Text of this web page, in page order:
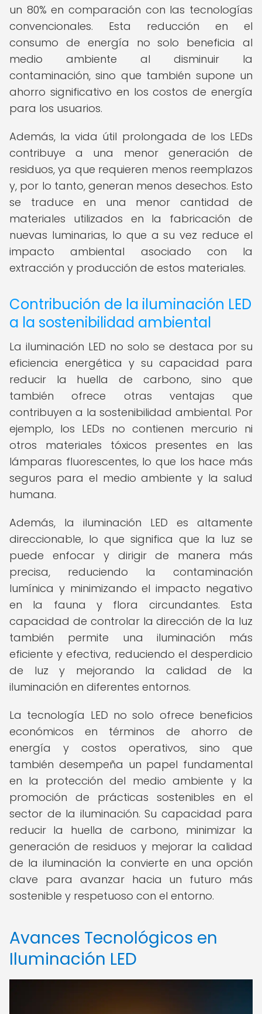
un 80% en comparación con las tecnologías
convencionales. Esta reducción en el
consumo de energía no solo beneficia al
medio ambiente al disminuir la
contaminación, sino que también supone un
ahorro significativo en los costos de energía
para los usuarios.
Además, la vida útil prolongada de los LEDs
contribuye a una menor generación de
residuos, ya que requieren menos reemplazos
y, por lo tanto, generan menos desechos. Esto
se traduce en una menor cantidad de
materiales utilizados en la fabricación de
nuevas luminarias, lo que a su vez reduce el
impacto ambiental asociado con la
extracción y producción de estos materiales.
Contribución de la iluminación LED
a la sostenibilidad ambiental
La iluminación LED no solo se destaca por su
eficiencia energética y su capacidad para
reducir la huella de carbono, sino que
también ofrece otras ventajas que
contribuyen a la sostenibilidad ambiental. Por
ejemplo, los LEDs no contienen mercurio ni
otros materiales tóxicos presentes en las
lámparas fluorescentes, lo que los hace más
seguros para el medio ambiente y la salud
humana.
Además, la iluminación LED es altamente
direccionable, lo que significa que la luz se
puede enfocar y dirigir de manera más
precisa, reduciendo la contaminación
lumínica y minimizando el impacto negativo
en la fauna y flora circundantes. Esta
capacidad de controlar la dirección de la luz
también permite una iluminación más
eficiente y efectiva, reduciendo el desperdicio
de luz y mejorando la calidad de la
iluminación en diferentes entornos.
La tecnología LED no solo ofrece beneficios
económicos en términos de ahorro de
energía y costos operativos, sino que
también desempeña un papel fundamental
en la protección del medio ambiente y la
promoción de prácticas sostenibles en el
sector de la iluminación. Su capacidad para
reducir la huella de carbono, minimizar la
generación de residuos y mejorar la calidad
de la iluminación la convierte en una opción
clave para avanzar hacia un futuro más
sostenible y respetuoso con el entorno.
Avances Tecnológicos en
Iluminación LED